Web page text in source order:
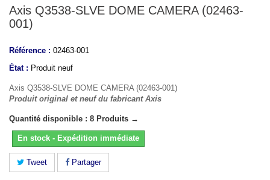
Axis Q3538-SLVE DOME CAMERA (02463-
001)
Référence : 02463-001
État : Produit neuf
Axis Q3538-SLVE DOME CAMERA (02463-001)
Produit original et neuf du fabricant Axis
Quantité disponible : 8 Produits →
En stock - Expédition immédiate
Tweet Partager